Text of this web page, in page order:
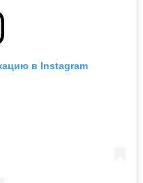
в Instagram